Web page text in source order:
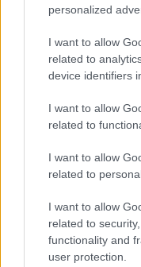
personalized
I want to allow
related to
device identifiers
I want to allow
related to
I want to allow
related to
I want to allow
related to
functionality and
user protection.